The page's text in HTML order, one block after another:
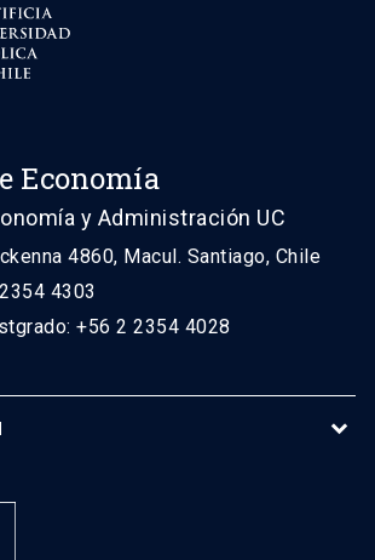
Economía
y Administración UC
4860, Macul. Santiago, Chile
4303
+56 2 2354 4028